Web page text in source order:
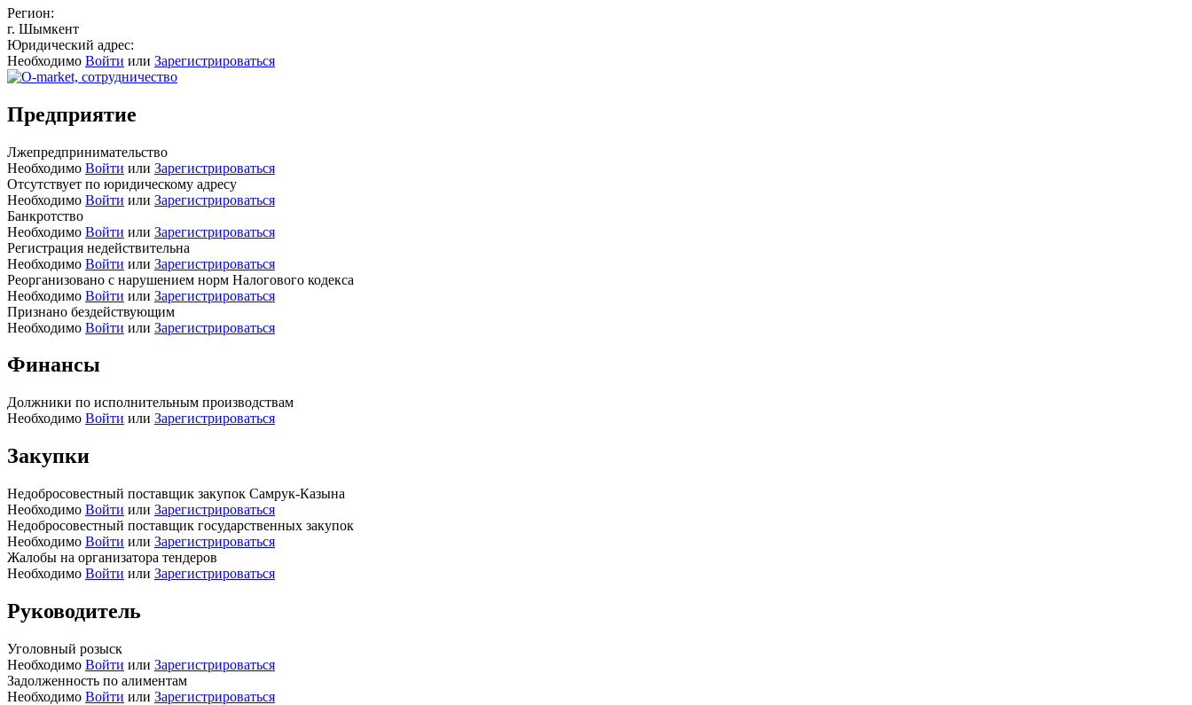
Регион:
г. Шымкент
Юридический адрес:
Необходимо Войти или Зарегистрироваться
Предприятие
Лжепредпринимательство
Необходимо Войти или Зарегистрироваться
Отсутствует по юридическому адресу
Необходимо Войти или Зарегистрироваться
Банкротство
Необходимо Войти или Зарегистрироваться
Регистрация недействительна
Необходимо Войти или Зарегистрироваться
Реорганизовано с нарушением норм Налогового кодекса
Необходимо Войти или Зарегистрироваться
Признано бездействующим
Необходимо Войти или Зарегистрироваться
Финансы
Должники по исполнительным производствам
Необходимо Войти или Зарегистрироваться
Закупки
Недобросовестный поставщик закупок Самрук-Казына
Необходимо Войти или Зарегистрироваться
Недобросовестный поставщик государственных закупок
Необходимо Войти или Зарегистрироваться
Жалобы на организатора тендеров
Необходимо Войти или Зарегистрироваться
Руководитель
Уголовный розыск
Необходимо Войти или Зарегистрироваться
Задолженность по алиментам
Необходимо Войти или Зарегистрироваться